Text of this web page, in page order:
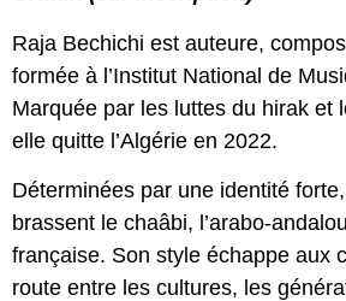
Raja Bechichi est auteure,
formée à l’Institut National de
Marquée par les luttes du hirak et
elle quitte l’Algérie en 2022.
Déterminées par une identité
brassent le chaâbi, l’arabo-
française. Son style échappe aux
route entre les cultures, les